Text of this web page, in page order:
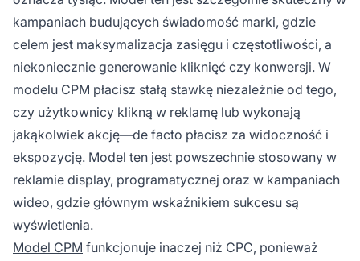
kampaniach budujących świadomość marki, gdzie
celem jest maksymalizacja zasięgu i częstotliwości, a
niekoniecznie generowanie kliknięć czy konwersji. W
modelu CPM płacisz stałą stawkę niezależnie od tego,
czy użytkownicy klikną w reklamę lub wykonają
jakąkolwiek akcję—de facto płacisz za widoczność i
ekspozycję. Model ten jest powszechnie stosowany w
reklamie display, programatycznej oraz w kampaniach
wideo, gdzie głównym wskaźnikiem sukcesu są
wyświetlenia.
Model CPM funkcjonuje inaczej niż CPC, ponieważ